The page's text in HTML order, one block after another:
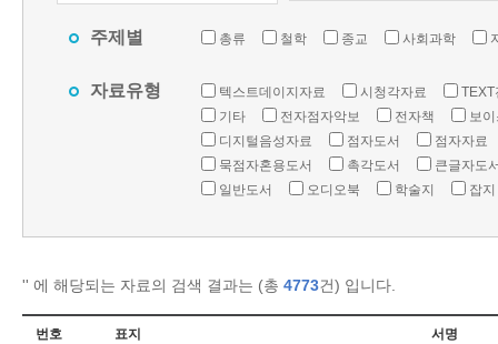
주제별 총류 철학 종교 사회과학
자료유형 텍스트데이지자료 시청각자료
TEXT
기타
전자점자악보 전자책
보
디지털음성자료
점자도서
점자자료
묵점자혼용도서
촉각도서
큰글자도
일반도서
오디오북 학술지 잡지
'' 에 해당되는 자료의 검색 결과는 (총 4773건) 입니다.
번호 표지 서명